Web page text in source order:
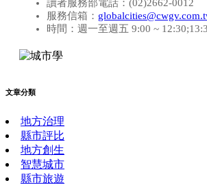
讀者服務部電話：(02)2662-0012
服務信箱：
時間：週一至週五 9:00 ~
文章分類
地方治理
縣市評比
地方創生
智慧城市
縣市旅遊